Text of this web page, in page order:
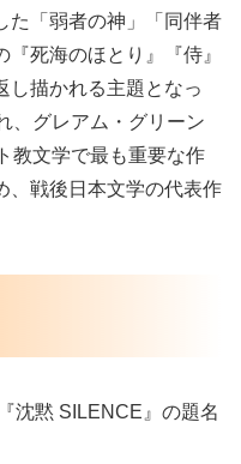
た「弱者の神」「同伴者
死海のほとり』『侍』
し描かれる主題となっ
、グレアム・グリーン
教文学で最も重要な作
、戦後日本文学の代表作
沈黙 SILENCE』の題名